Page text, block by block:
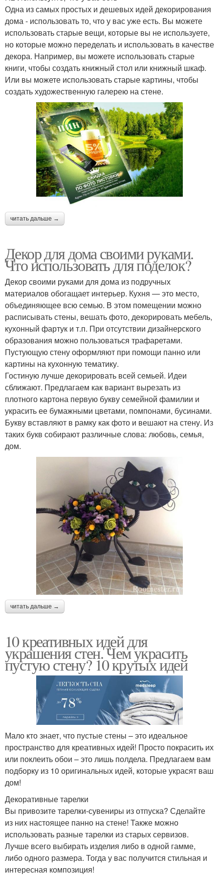
Одна из самых простых и дешевых идей декорирования
дома - использовать то, что у вас уже есть. Вы можете
использовать старые вещи, которые вы не используете,
но которые можно переделать и использовать в качестве
декора. Например, вы можете использовать старые
книги, чтобы создать книжный стол или книжный шкаф.
Или вы можете использовать старые картины, чтобы
создать художественную галерею на стене.
читать дальше →
Декор для дома своими руками.
Что использовать для поделок?
Декор своими руками для дома из подручных
материалов обогащает интерьер. Кухня — это место,
объединяющее всю семью. В этом помещении можно
расписывать стены, вешать фото, декорировать мебель,
кухонный фартук и т.п. При отсутствии дизайнерского
образования можно пользоваться трафаретами.
Пустующую стену оформляют при помощи панно или
картины на кухонную тематику.
Гостиную лучше декорировать всей семьей. Идеи
сближают. Предлагаем как вариант вырезать из
плотного картона первую букву семейной фамилии и
украсить ее бумажными цветами, помпонами, бусинами.
Букву вставляют в рамку как фото и вешают на стену. Из
таких букв собирают различные слова: любовь, семья,
дом.
читать дальше →
10 креативных идей для
украшения стен. Чем украсить
пустую стену? 10 крутых идей
Мало кто знает, что пустые стены – это идеальное
пространство для креативных идей! Просто покрасить их
или поклеить обои – это лишь полдела. Предлагаем вам
подборку из 10 оригинальных идей, которые украсят ваш
дом!
Декоративные тарелки
Вы привозите тарелки-сувениры из отпуска? Сделайте
из них настоящее панно на стене! Также можно
использовать разные тарелки из старых сервизов.
Лучше всего выбирать изделия либо в одной гамме,
либо одного размера. Тогда у вас получится стильная и
интересная композиция!